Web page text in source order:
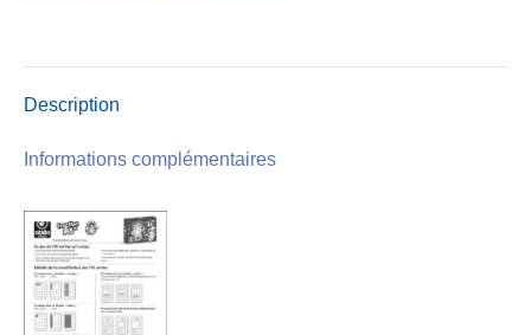
Description
Informations complémentaires